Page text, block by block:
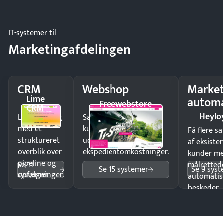
IT-systemer til
Marketingafdelingen
CRM
Lime
CRM
Luk flere salg
med et
struktureret
overblik over
pipeline og
opfølgninger.
Se 11
systemer
Webshop
Freewebstore
Sælg produkter 24/7 til
kunder i hele landet
uden
ekspedientomkostninger.
Se 15 systemer
Få flere
af
kunder
beskeder.
Se 9